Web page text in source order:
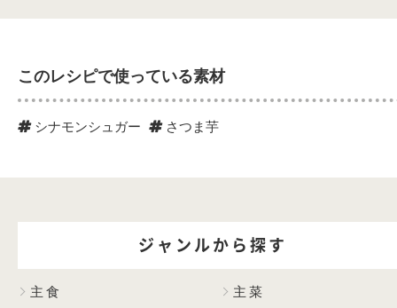
このレシピで使っている素材
シナモンシュガー さつま芋
ジャンルから探す
主食 主菜